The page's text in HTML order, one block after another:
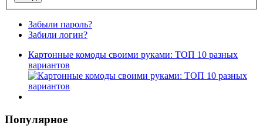
Забыли пароль?
Забили логин?
Картонные комоды своими руками: ТОП 10 разных
вариантов
Популярное